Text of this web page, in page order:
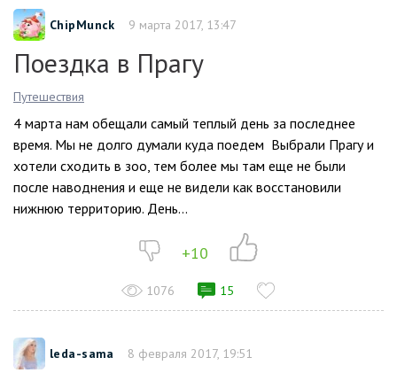
ChipMunck 9 марта 2017, 13:47
Поездка в Прагу
Путешествия
4 марта нам обещали самый теплый день за последнее
время. Мы не долго думали куда поедем Выбрали Прагу и
хотели сходить в зоо, тем более мы там еще не были
после наводнения и еще не видели как восстановили
нижнюю территорию. День...
+10
1076 15
leda-sama 8 февраля 2017, 19:51